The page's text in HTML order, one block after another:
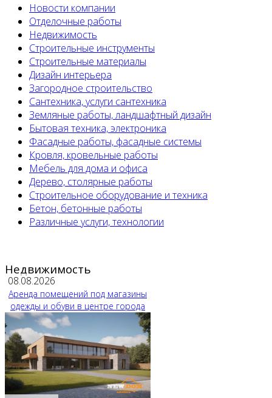
Новости компании
Отделочные работы
Недвижимость
Строительные инструменты
Строительные материалы
Дизайн интерьера
Загородное строительство
Сантехника, услуги сантехника
Земляные работы, ландшафтный дизайн
Бытовая техника, электроника
Фасадные работы, фасадные системы
Кровля, кровельные работы
Мебель для дома и офиса
Дерево, столярные работы
Строительное оборудование и техника
Бетон, бетонные работы
Различные услуги, технологии
Недвижимость
08.08.2026
Аренда помещений под магазины
одежды и обуви в центре города